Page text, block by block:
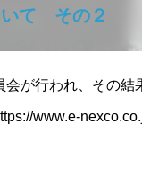
いて その２
会が行われ、その結
www.e-